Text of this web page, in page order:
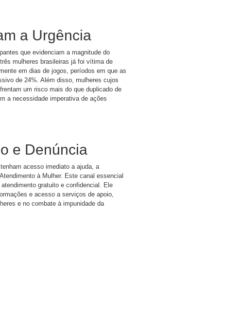
a Urgência
que evidenciam a magnitude do
mulheres brasileiras já foi vítima de
em dias de jogos, períodos em que as
de 24%. Além disso, mulheres cujos
um risco mais do que duplicado de
a necessidade imperativa de ações
e Denúncia
acesso imediato a ajuda, a
à Mulher. Este canal essencial
gratuito e confidencial. Ele
e acesso a serviços de apoio,
e no combate à impunidade da